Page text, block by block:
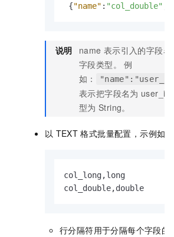
{"name" : "col_double"
说明 name 表示引入的字段
字段类型。 例
如：
表示把字段名为 user_id
型为 String。
以 TEXT 格式批量配置，示例如
col_long,long
col_double,double
行分隔符用于分隔每个字段的